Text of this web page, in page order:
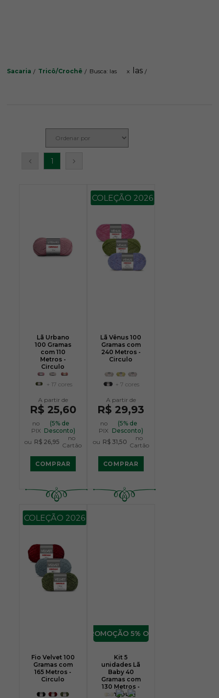
Sacaria Tricô/Crochê Busca: las x las
1
Lã Urbano
100 Gramas
com 110
Metros -
Circulo
+ 17 cores
R$ 25,60
no
PIX
(5% de
Desconto)
ou R$ 26,95
no
Cartão
COMPRAR
COLEÇÃO 2026
Lã Vênus 100
Gramas com
240 Metros -
Circulo
+ 7 cores
R$ 29,93
no
PIX
(5% de
Desconto)
ou R$ 31,50
no
Cartão
COMPRAR
COLEÇÃO 2026
Fio Velvet 100
Gramas com
165 Metros -
Circulo
5% OFF
Kit 5
unidades Lã
Baby 40
Gramas com
130 Metros -
Pingouin